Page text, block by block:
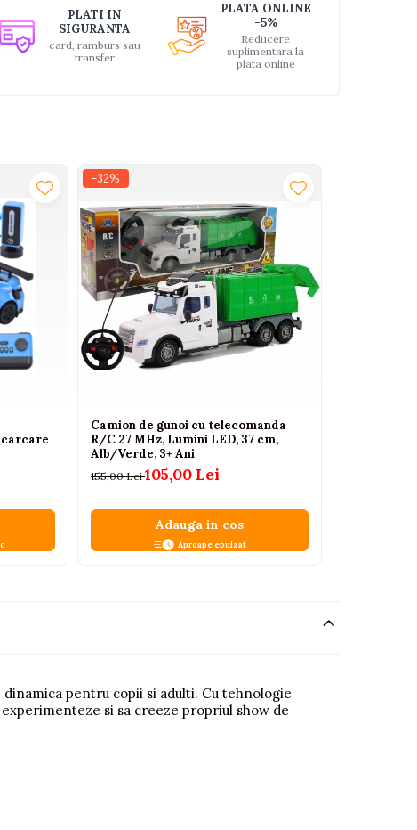
PLATI IN
SIGURANTA
card, ramburs sau
transfer
PLATA ONLINE
-5%
Reducere
suplimentara la
plata online
-32%
Camion de gunoi cu telecomanda
R/C 27 MHz, Lumini LED, 37 cm,
Alb/Verde, 3+ Ani
155,00 Lei105,00 Lei
Adauga in cos
Aproape epuizat
pentru copii si adulti. Cu tehnologie
si sa creeze propriul show de